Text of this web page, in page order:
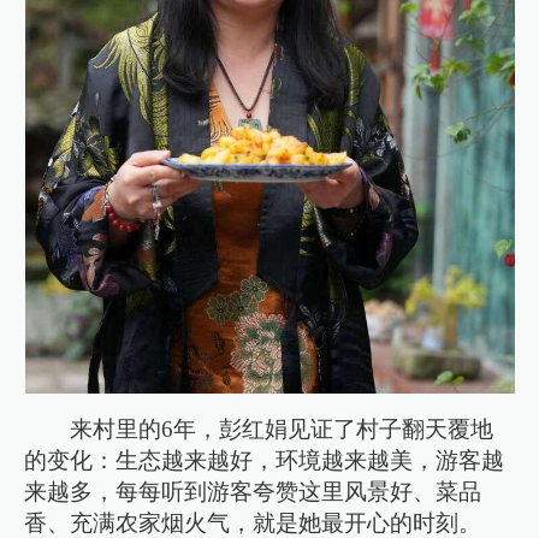
来村里的6年，彭红娟见证了村子翻天覆地
的变化：生态越来越好，环境越来越美，游客越
来越多，每每听到游客夸赞这里风景好、菜品
香、充满农家烟火气，就是她最开心的时刻。